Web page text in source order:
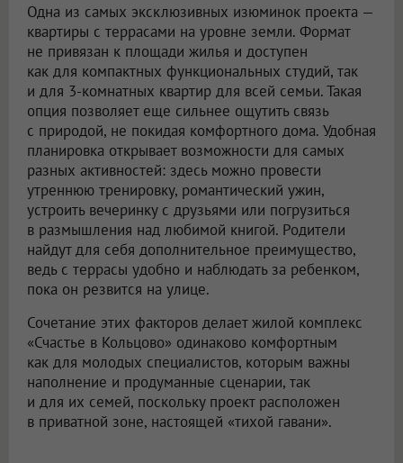
Одна из самых эксклюзивных изюминок проекта —
квартиры с террасами на уровне земли. Формат
не привязан к площади жилья и доступен
как для компактных функциональных студий, так
и для 3-комнатных квартир для всей семьи. Такая
опция позволяет еще сильнее ощутить связь
с природой, не покидая комфортного дома. Удобная
планировка открывает возможности для самых
разных активностей: здесь можно провести
утреннюю тренировку, романтический ужин,
устроить вечеринку с друзьями или погрузиться
в размышления над любимой книгой. Родители
найдут для себя дополнительное преимущество,
ведь с террасы удобно и наблюдать за ребенком,
пока он резвится на улице.
Сочетание этих факторов делает жилой комплекс
«Счастье в Кольцово» одинаково комфортным
как для молодых специалистов, которым важны
наполнение и продуманные сценарии, так
и для их семей, поскольку проект расположен
в приватной зоне, настоящей «тихой гавани».